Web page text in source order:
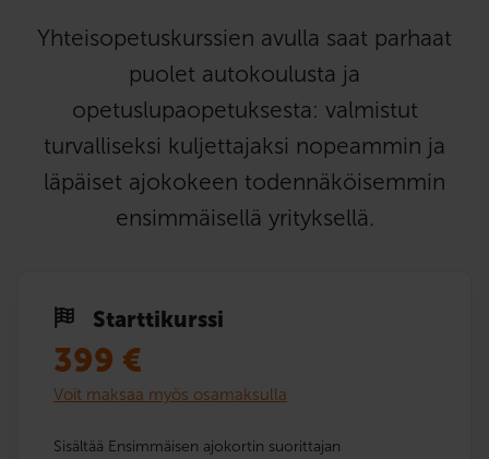
Yhteisopetuskurssien avulla saat parhaat
puolet autokoulusta ja
opetuslupaopetuksesta: valmistut
turvalliseksi kuljettajaksi nopeammin ja
läpäiset ajokokeen todennäköisemmin
ensimmäisellä yrityksellä.
Starttikurssi
399 €
Voit maksaa myös osamaksulla
Sisältää Ensimmäisen ajokortin suorittajan